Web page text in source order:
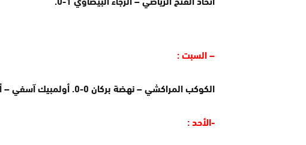
– السبت :
الكوكب المراكشي – نهضة بركان 0-0. أولمبيك آسفي – أولمبيك خريبكة1-1.
-الأحد :